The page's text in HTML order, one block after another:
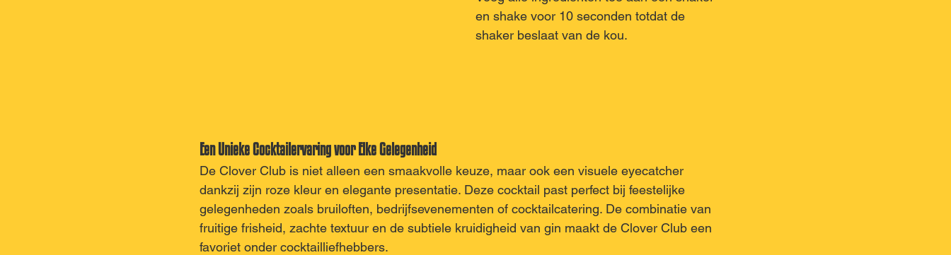
en shake voor 10 seconden totdat de
shaker beslaat van de kou.
Een Unieke Cocktailervaring voor Elke Gelegenheid
De Clover Club is niet alleen een smaakvolle keuze, maar ook een visuele eyecatcher
dankzij zijn roze kleur en elegante presentatie. Deze cocktail past perfect bij feestelijke
gelegenheden zoals bruiloften, bedrijfsevenementen of cocktailcatering. De combinatie van
fruitige frisheid, zachte textuur en de subtiele kruidigheid van gin maakt de Clover Club een
favoriet onder cocktailliefhebbers.